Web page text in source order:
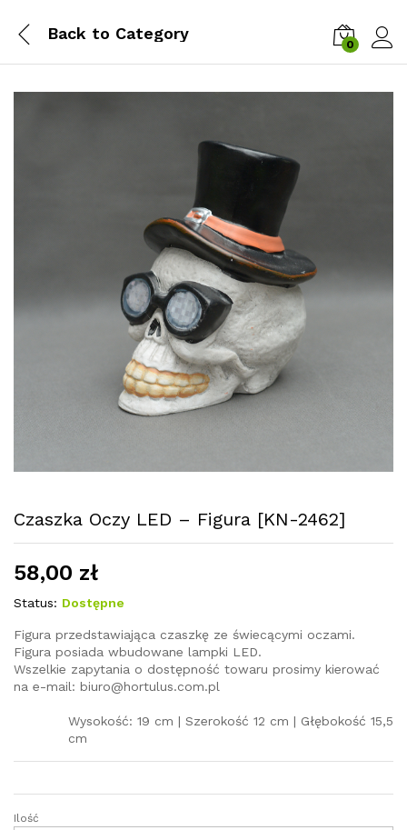
Back to Category
0
Czaszka Oczy LED – Figura [KN-2462]
58,00 zł
Status: Dostępne
Figura przedstawiająca czaszkę ze świecącymi oczami.
Figura posiada wbudowane lampki LED.
Wszelkie zapytania o dostępność towaru prosimy kierować
na e-mail: biuro@hortulus.com.pl
Wysokość: 19 cm | Szerokość 12 cm | Głębokość 15,5
cm
Czaszka
Ilość